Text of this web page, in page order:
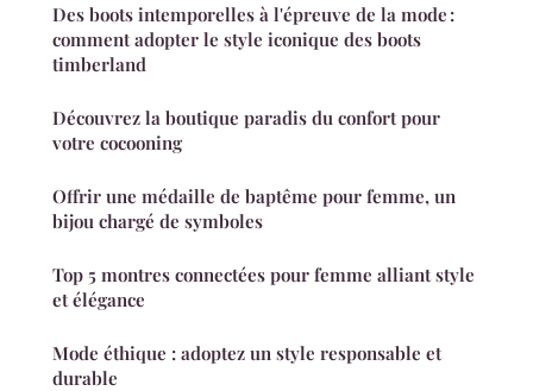
Des boots intemporelles à l'épreuve de la mode :
comment adopter le style iconique des boots
timberland
Découvrez la boutique paradis du confort pour
votre cocooning
Offrir une médaille de baptême pour femme, un
bijou chargé de symboles
Top 5 montres connectées pour femme alliant style
et élégance
Mode éthique : adoptez un style responsable et
durable